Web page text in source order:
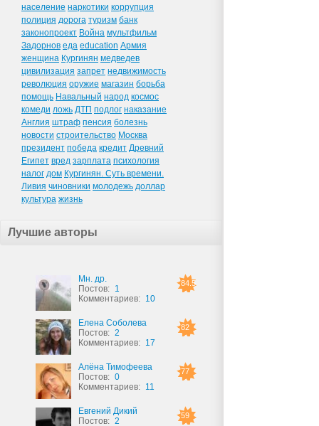
население наркотики коррупция
полиция дорога туризм банк
законопроект Война мультфильм
Задорнов еда education Армия
женщина Кургинян медведев
цивилизация запрет недвижимость
революция оружие магазин борьба
помощь Навальный народ космос
комеди ложь ДТП подлог наказание
Англия штраф пенсия болезнь
новости строительство Москва
президент победа кредит Древний
Египет вред зарплата психология
налог дом Кургинян. Суть времени.
Ливия чиновники молодежь доллар
культура жизнь
Лучшие авторы
84.5
Мн. др.
Постов: 1
Комментариев: 10
82
Елена Соболева
Постов: 2
Комментариев: 17
77
Алёна Тимофеева
Постов: 0
Комментариев: 11
59
Евгений Дикий
Постов: 2